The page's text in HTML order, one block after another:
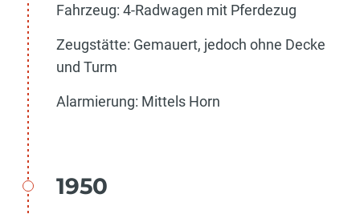
Fahrzeug: 4-Radwagen mit Pferdezug
Zeugstätte: Gemauert, jedoch ohne Decke
und Turm
Alarmierung: Mittels Horn
1950